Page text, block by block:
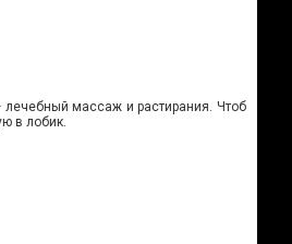
массаж и растирания. Чтоб
в лобик.